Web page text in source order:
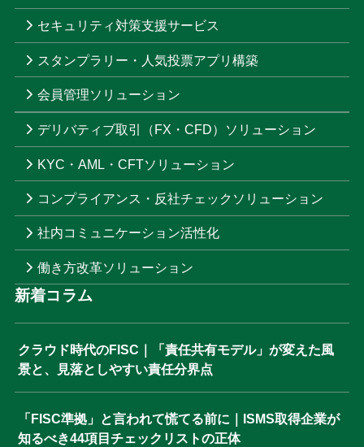
セキュリティ対策支援サービス
スタンプラリー・人気投票アプリ構築
会員管理ソリューション
デリバティブ取引（FX・CFD）ソリューション
KYC・AML・CFTソリューション
コンプライアンス・反社チェックソリューション
社内コミュニケーション活性化
働き方改革ソリューション
新着コラム
クラウド時代のFISC｜「責任共有モデル」が変えた風
景と、見落としやすい責任分界点
「FISC準拠」と言われて慌てる前に｜ISMS取得企業が
知るべき44項目チェックリストの正体